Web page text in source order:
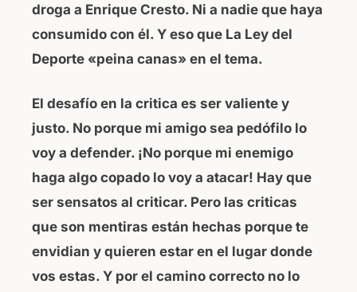
droga a Enrique Cresto. Ni a nadie que haya
consumido con él. Y eso que La Ley del
Deporte «peina canas» en el tema.
El desafío en la critica es ser valiente y
justo. No porque mi amigo sea pedófilo lo
voy a defender. ¡No porque mi enemigo
haga algo copado lo voy a atacar! Hay que
ser sensatos al criticar. Pero las criticas
que son mentiras están hechas porque te
envidian y quieren estar en el lugar donde
vos estas. Y por el camino correcto no lo